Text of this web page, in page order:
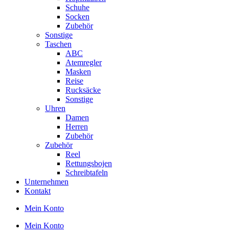
Schuhe
Socken
Zubehör
Sonstige
Taschen
ABC
Atemregler
Masken
Reise
Rucksäcke
Sonstige
Uhren
Damen
Herren
Zubehör
Zubehör
Reel
Rettungsbojen
Schreibtafeln
Unternehmen
Kontakt
Mein Konto
Mein Konto